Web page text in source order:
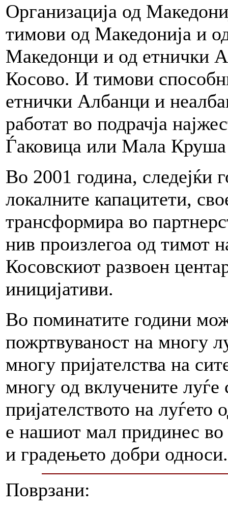
Организација од
тимови од Македонија и
Македонци и од етнички
Косово. И тимови
етнички Албанци и
работат во подрачја
Ѓаковица или Мала
Во 2001 година, следејќи
локалните капацитети,
трансформира во
нив произлегоа од
Косовскиот развоен
иницијативи.
Во поминатите години
пожртвуваност на многу
многу пријателства на
многу од вклучените
пријателството на
е нашиот мал придинес во
и градењето добри односи.
Поврзани: